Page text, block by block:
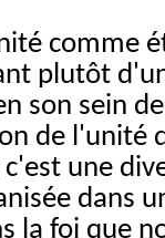
comme
plutôt
son sein
de l'unité
une
dans
la foi que